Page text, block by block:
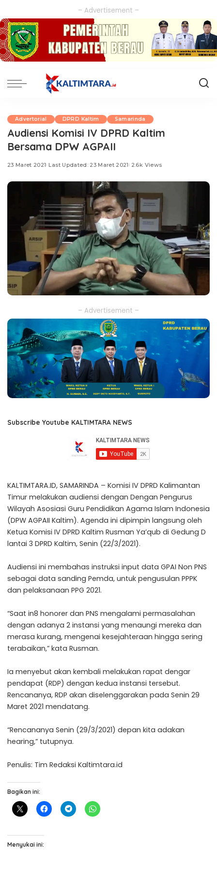
– Advertisement –
Advertorial DPRD Kaltim Samarinda
Audiensi Komisi IV DPRD Kaltim
Bersama DPW AGPAII
23 Maret 2021 Last Updated: 23 Maret 2021 2.6k Views
– Advertisement –
Subscribe Youtube KALTIMTARA NEWS
KALTIMTARA.ID, SAMARINDA – Komisi IV DPRD Kalimantan
Timur melakukan audiensi dengan Dengan Pengurus
Wilayah Asosiasi Guru Pendidikan Agama Islam Indonesia
(DPW AGPAII Kaltim). Agenda ini dipimpin langsung oleh
Ketua Komisi IV DPRD Kaltim Rusman Ya’qub di Gedung D
lantai 3 DPRD Kaltim, Senin (22/3/2021).
Audiensi ini membahas instruksi input data GPAI Non PNS
sebagai data sanding Pemda, untuk pengusulan PPPK
dan pelaksanaan PPG 2021.
“Saat in8 honorer dan PNS mengalami permasalahan
dengan adanya 2 instansi yang menaungi mereka dan
merasa kurang, mengenai kesejahteraan hingga sering
terabaikan,” kata Rusman.
Ia menyebut akan kembali melakukan rapat dengar
pendapat (RDP) dengan kedua instansi tersebut.
Rencananya, RDP akan diselenggarakan pada Senin 29
Maret 2021 mendatang.
“Rencananya Senin (29/3/2021) depan kita adakan
hearing,” tutupnya.
Penulis: Tim Redaksi Kaltimtara.id
Bagikan ini:
Menyukai ini: